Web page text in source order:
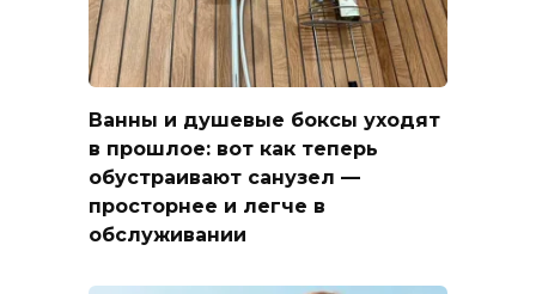
Ванны и душевые боксы уходят
в прошлое: вот как теперь
обустраивают санузел —
просторнее и легче в
обслуживании